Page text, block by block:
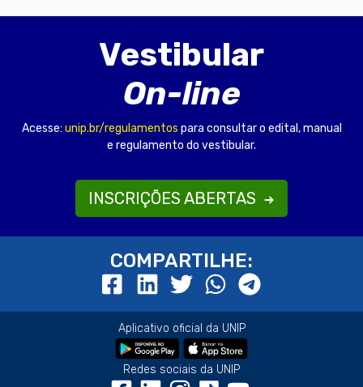
Vestibular
On-line
Acesse: unip.br/regulamentos para consultar o edital, manual
e regulamento do vestibular.
INSCRIÇÕES ABERTAS
COMPARTILHE:
Aplicativo oficial da UNIP
Redes sociais da UNIP